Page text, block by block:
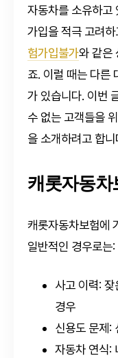
자동차를 소유하고
가입을 적극 고려
험가입불가와 같은
죠. 이럴 때는 다른
가 있습니다. 이번
수 없는 고객들을
을 소개하려고 합니
캐롯자동차
캐롯자동차보험에
일반적인 경우로는:
사고 이력:
경우
신용도 문제:
자동차 연식: